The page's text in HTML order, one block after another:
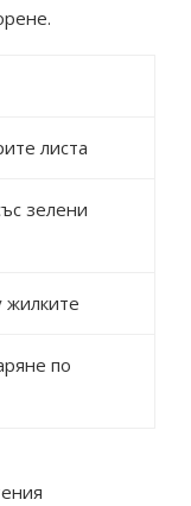
листа
зелени
жилките
по